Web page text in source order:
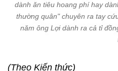
dành ăn tiêu hoang phí hay
thường quân" chuyên ra tay
năm ông Lợi dành ra cả tỉ
(Theo Kiến thức)